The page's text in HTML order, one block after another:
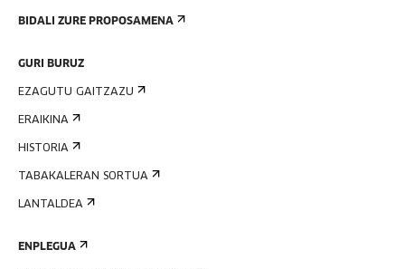
BIDALI ZURE PROPOSAMENA
GURI BURUZ
EZAGUTU GAITZAZU
ERAIKINA
HISTORIA
TABAKALERAN SORTUA
LANTALDEA
ENPLEGUA